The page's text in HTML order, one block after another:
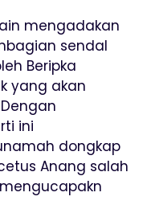
mengadakan
sendal
Beripka
yang akan
ini
dongkap
Anang salah